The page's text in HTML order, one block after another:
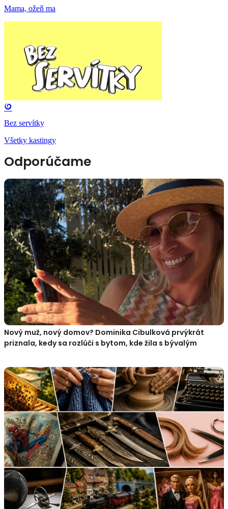
Mama, ožeň ma
Bez servítky
Všetky kastingy
Odporúčame
Nový muž, nový domov? Dominika Cibulková prvýkrát
priznala, kedy sa rozlúči s bytom, kde žila s bývalým